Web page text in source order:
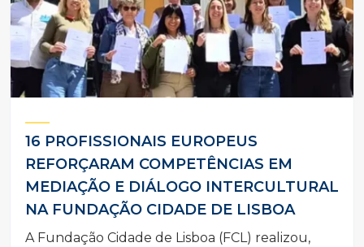
16 PROFISSIONAIS EUROPEUS
REFORÇARAM COMPETÊNCIAS EM
MEDIAÇÃO E DIÁLOGO INTERCULTURAL
NA FUNDAÇÃO CIDADE DE LISBOA
A Fundação Cidade de Lisboa (FCL) realizou,